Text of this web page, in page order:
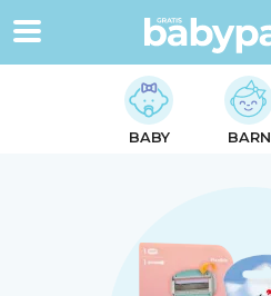
BABY BARN